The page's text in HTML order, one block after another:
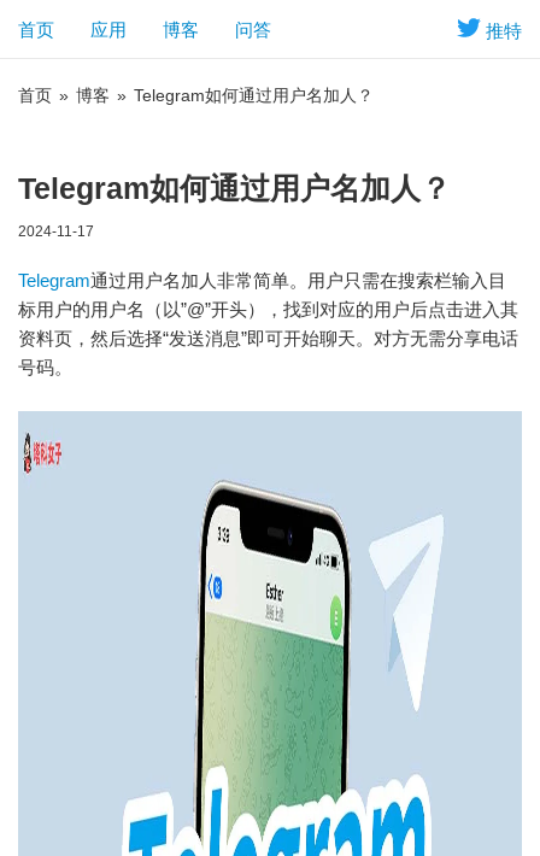
推特
首页 应用 博客 问答
首页 » 博客 » Telegram如何通过用户名加人？
Telegram如何通过用户名加人？
2024-11-17
Telegram通过用户名加人非常简单。用户只需在搜索栏输入目
标用户的用户名（以”@”开头），找到对应的用户后点击进入其
资料页，然后选择“发送消息”即可开始聊天。对方无需分享电话
号码。